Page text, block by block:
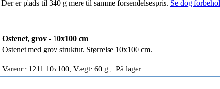
Der er plads til 340 g mere til samme forsendelsespris. Se dog
Ostenet, grov - 10x100 cm
Ostenet med grov struktur. Størrelse 10x100 cm.
Varenr.: 1211.10x100, Vægt: 60 g., På lager